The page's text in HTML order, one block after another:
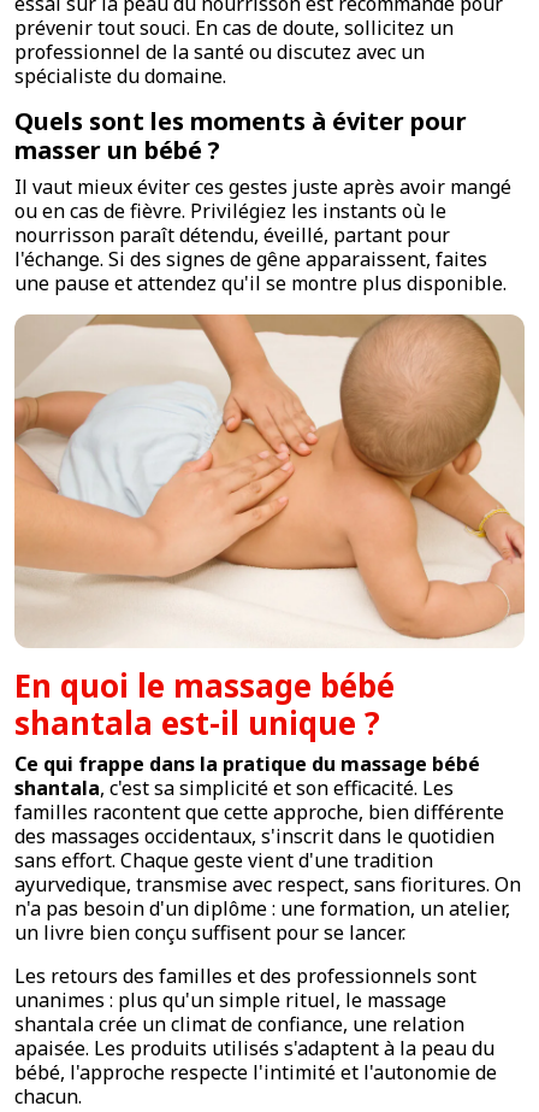
prévenir tout souci. En cas de doute, sollicitez un
professionnel de la santé ou discutez avec un
spécialiste du domaine.
Quels sont les moments à éviter pour
masser un bébé ?
Il vaut mieux éviter ces gestes juste après avoir mangé
ou en cas de fièvre. Privilégiez les instants où le
nourrisson paraît détendu, éveillé, partant pour
l'échange. Si des signes de gêne apparaissent, faites
une pause et attendez qu'il se montre plus disponible.
En quoi le massage bébé
shantala est-il unique ?
Ce qui frappe dans la pratique du massage bébé
shantala, c'est sa simplicité et son efficacité. Les
familles racontent que cette approche, bien différente
des massages occidentaux, s'inscrit dans le quotidien
sans effort. Chaque geste vient d'une tradition
ayurvedique, transmise avec respect, sans fioritures. On
n'a pas besoin d'un diplôme : une formation, un atelier,
un livre bien conçu suffisent pour se lancer.
Les retours des familles et des professionnels sont
unanimes : plus qu'un simple rituel, le massage
shantala crée un climat de confiance, une relation
apaisée. Les produits utilisés s'adaptent à la peau du
bébé, l'approche respecte l'intimité et l'autonomie de
chacun.